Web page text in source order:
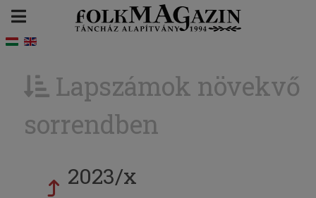
Lapszámok növekvő
sorrendben
2023/x